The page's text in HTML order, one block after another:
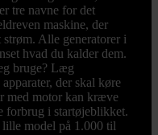
tre navne for det
maskine, der
Alle generatorer i
hvad du kalder dem.
bruge? Læg
der skal køre
med motor kan kræve
forbrug i startøjeblikket.
model på 1.000 til